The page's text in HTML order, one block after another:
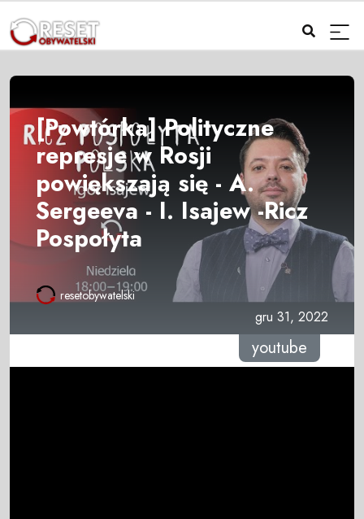
[Powtórka] Polityczne
represje w Rosji
powiększają się - A.
Sergeeva - I. Isajew -Ricz
Pospołyta
resetobywatelski
gru 31, 2022
youtube